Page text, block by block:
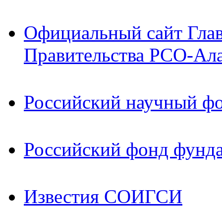
Официальный сайт
Правительства РСО-
Российский научный
Российский фонд
Известия СОИГСИ